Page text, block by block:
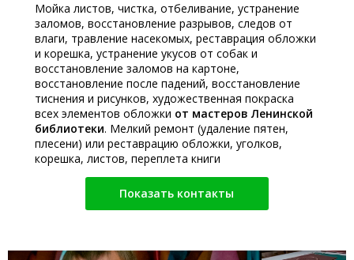
Мойка листов, чистка, отбеливание, устранение
заломов, восстановление разрывов, следов от
влаги, травление насекомых, реставрация обложки
и корешка, устранение укусов от собак и
восстановление заломов на картоне,
восстановление после падений, восстановление
тиснения и рисунков, художественная покраска
всех элементов обложки от мастеров Ленинской
библиотеки. Мелкий ремонт (удаление пятен,
плесени) или реставрацию обложки, уголков,
корешка, листов, переплета книги
Показать контакты